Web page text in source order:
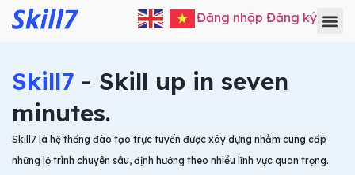
Đăng nhập Đăng ký
Skill7 - Skill up in seven
minutes.
Skill7 là hệ thống đào tạo trực tuyến được xây dựng nhằm cung cấp
những lộ trình chuyên sâu, định hướng theo nhiều lĩnh vực quan trọng.